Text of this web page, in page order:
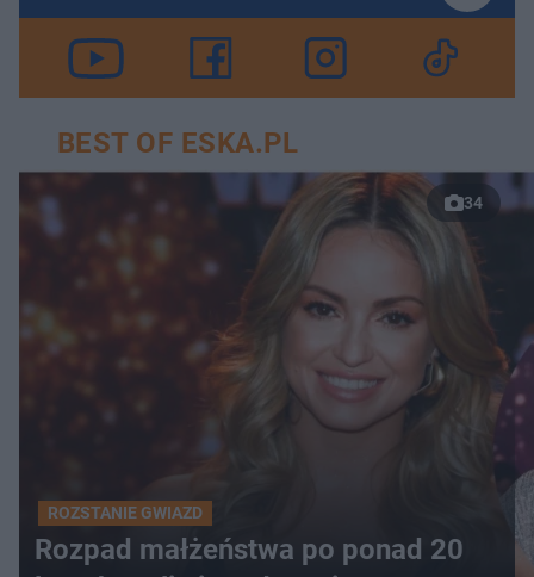
BEST OF ESKA.PL
34
ROZSTANIE GWIAZD
Rozpad małżeństwa po ponad 20